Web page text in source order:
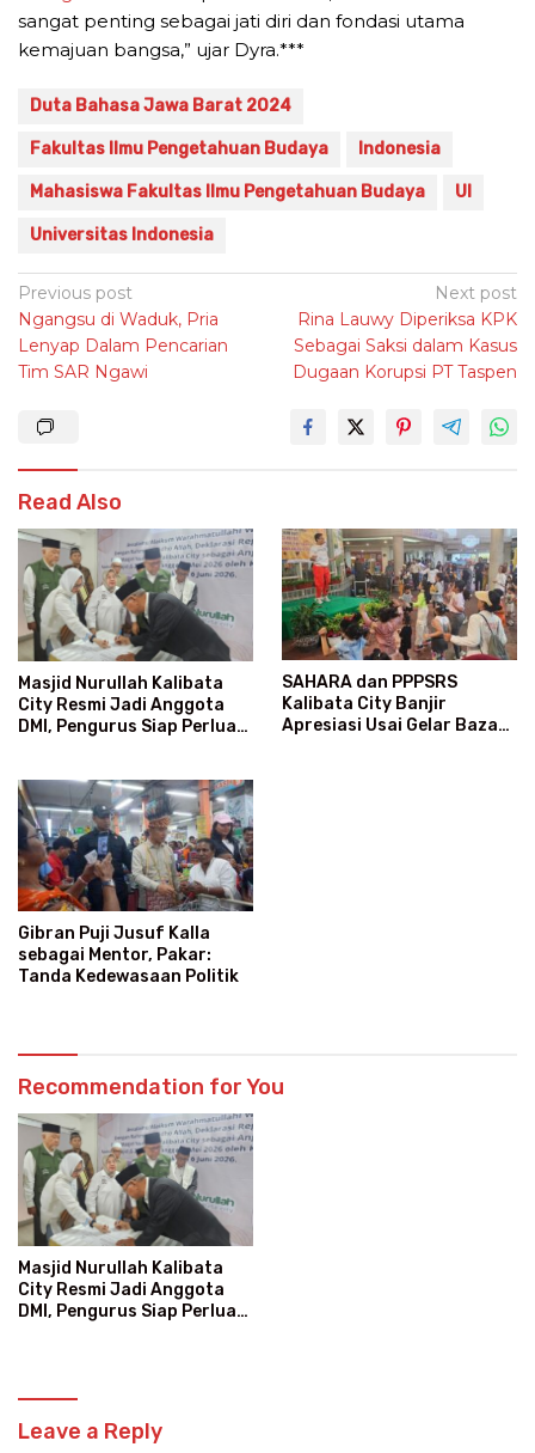
sangat penting sebagai jati diri dan fondasi utama
kemajuan bangsa,” ujar Dyra.***
Duta Bahasa Jawa Barat 2024
Fakultas Ilmu Pengetahuan Budaya Indonesia
Mahasiswa Fakultas Ilmu Pengetahuan Budaya UI
Universitas Indonesia
Post
navigation
Previous post
Ngangsu di Waduk, Pria
Lenyap Dalam Pencarian
Tim SAR Ngawi
Next post
Rina Lauwy Diperiksa KPK
Sebagai Saksi dalam Kasus
Dugaan Korupsi PT Taspen
Read Also
Masjid Nurullah Kalibata
City Resmi Jadi Anggota
DMI, Pengurus Siap Perluas
SAHARA dan PPPSRS
Kalibata City Banjir
Apresiasi Usai Gelar Bazaar
Gibran Puji Jusuf Kalla
sebagai Mentor, Pakar:
Tanda Kedewasaan Politik
Recommendation for You
Masjid Nurullah Kalibata
City Resmi Jadi Anggota
DMI, Pengurus Siap Perluas
Leave a Reply